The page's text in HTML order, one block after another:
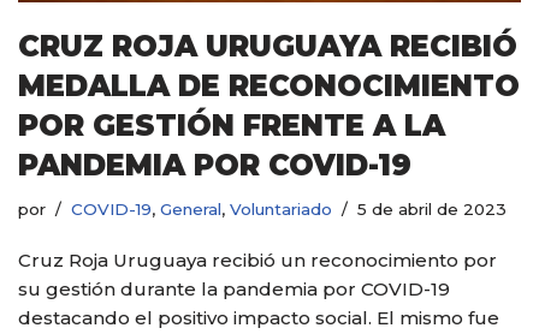
CRUZ ROJA URUGUAYA RECIBIÓ
MEDALLA DE RECONOCIMIENTO
POR GESTIÓN FRENTE A LA
PANDEMIA POR COVID-19
por COVID-19, General, Voluntariado 5 de abril de 2023
Cruz Roja Uruguaya recibió un reconocimiento por
su gestión durante la pandemia por COVID-19
destacando el positivo impacto social. El mismo fue